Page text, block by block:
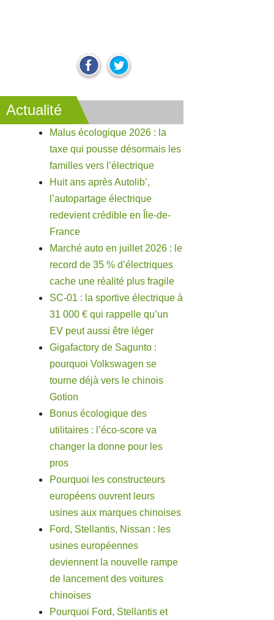
Actualité
Malus écologique 2026 : la
taxe qui pousse désormais les
familles vers l’électrique
Huit ans après Autolib’,
l’autopartage électrique
redevient crédible en Île-de-
France
Marché auto en juillet 2026 : le
record de 35 % d’électriques
cache une réalité plus fragile
SC-01 : la sportive électrique à
31 000 € qui rappelle qu’un
EV peut aussi être léger
Gigafactory de Sagunto :
pourquoi Volkswagen se
tourne déjà vers le chinois
Gotion
Bonus écologique des
utilitaires : l’éco-score va
changer la donne pour les
pros
Pourquoi les constructeurs
européens ouvrent leurs
usines aux marques chinoises
Ford, Stellantis, Nissan : les
usines européennes
deviennent la nouvelle rampe
de lancement des voitures
chinoises
Pourquoi Ford, Stellantis et